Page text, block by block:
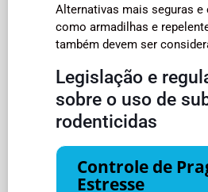
Alternativas mais seguras e
como armadilhas e
também devem ser
Legislação e
sobre o uso de
rodenticidas
Controle de
Estresse